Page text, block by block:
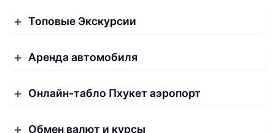
Топовые Экскурсии
Аренда автомобиля
Онлайн-табло Пхукет аэропорт
Обмен валют и курсы